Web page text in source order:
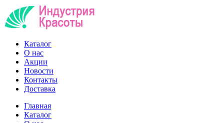
Каталог
О нас
Акции
Новости
Контакты
Доставка
Главная
Каталог